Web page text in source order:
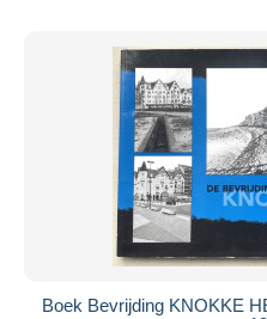
Boek Bevrijding KNOKKE